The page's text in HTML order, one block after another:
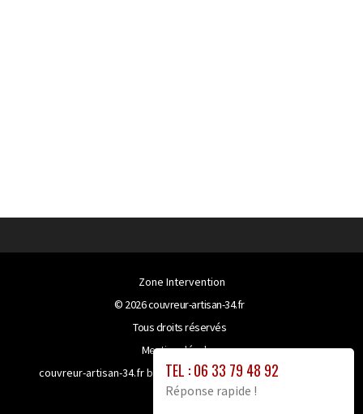
TEL : 06 33 79 48 92
Réponse rapide !
Zone Intervention
© 2026couvreur-artisan-34.fr
Tous droits réservés
Mentions légales
couvreur-artisan-34.fr bénéficie de la technologie
site proxy